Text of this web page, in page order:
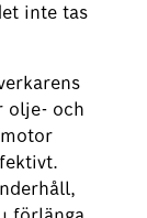
inte tas
olje- och